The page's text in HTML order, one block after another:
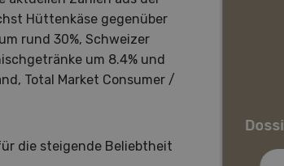
Hüttenkäse gegenüber
rund 30%, Schweizer
um 8.4% und
Total Market Consumer /
die steigende Beliebtheit
Juristische
in der
macht.